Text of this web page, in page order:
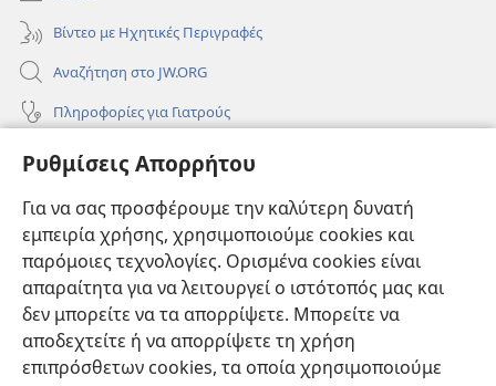
Ρυθμίσεις Απορρήτου
Για να σας προσφέρουμε την καλύτερη δυνατή
εμπειρία χρήσης, χρησιμοποιούμε cookies και
παρόμοιες τεχνολογίες. Ορισμένα cookies είναι
απαραίτητα για να λειτουργεί ο ιστότοπός μας και
δεν μπορείτε να τα απορρίψετε. Μπορείτε να
αποδεχτείτε ή να απορρίψετε τη χρήση
επιπρόσθετων cookies, τα οποία χρησιμοποιούμε
Βίντεο με Ηχητικές Περιγραφές
Αναζήτηση στο JW.ORG
Πληροφορίες για Γιατρούς
Πληροφορίες για Επίσημους Φορείς και ΜΜΕ
Συνεισφορές
(ανοίγει
παράθυρο)ΔΙΑΔΙΚΤΥΑΚΗ ΒΙΒΛΙΟΘΗΚΗ της Σκοπιάς™
(ανοίγει
νέο
παράθυρο)
JW Hub ®
(ανοίγει